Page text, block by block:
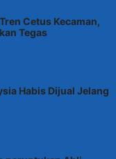
Cetus Kecaman,
Tegas
Habis Dijual Jelang